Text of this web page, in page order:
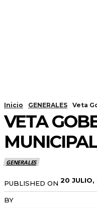
Inicio GENERALES Veta
VETA
GENERALES
PUBLISHED ON 20 JULIO,
BY